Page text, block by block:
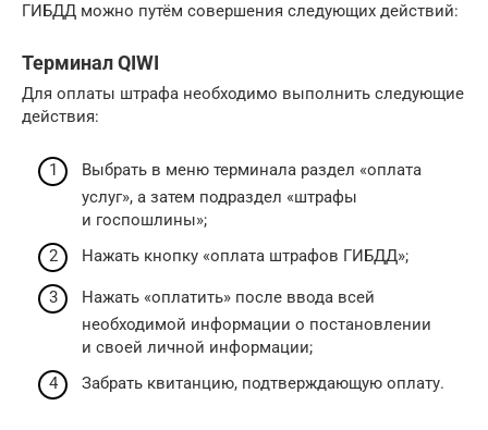
ГИБДД можно путём совершения следующих действий:
Терминал QIWI
Для оплаты штрафа необходимо выполнить следующие
действия:
Выбрать в меню терминала раздел «оплата
услуг», а затем подраздел «штрафы
и госпошлины»;
Нажать кнопку «оплата штрафов ГИБДД»;
Нажать «оплатить» после ввода всей
необходимой информации о постановлении
и своей личной информации;
Забрать квитанцию, подтверждающую оплату.